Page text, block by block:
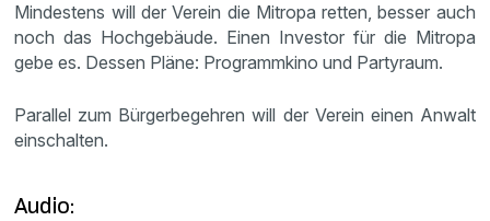
Mindestens will der Verein die Mitropa retten, besser auch
noch das Hochgebäude. Einen Investor für die Mitropa
gebe es. Dessen Pläne: Programmkino und Partyraum.
Parallel zum Bürgerbegehren will der Verein einen Anwalt
einschalten.
Audio: